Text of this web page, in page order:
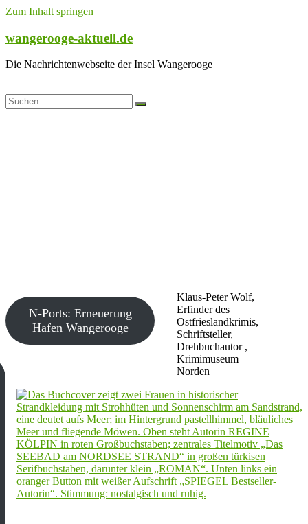
Zum Inhalt springen
wangerooge-aktuell.de
Die Nachrichtenwebseite der Insel Wangerooge
Klaus-Peter Wolf,
Erfinder des
Ostfrieslandkrimis,
Schriftsteller,
Drehbuchautor ,
Krimimuseum
Norden
N-Ports: Erneuerung
Hafen Wangerooge